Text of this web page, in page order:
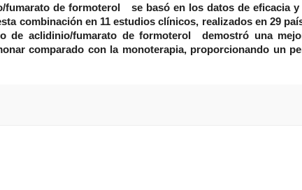
fumarato de formoterol se basó en los datos de eficacia y
combinación en 11 estudios clínicos, realizados en 29
de aclidinio/fumarato de formoterol demostró una
comparado con la monoterapia, proporcionando un